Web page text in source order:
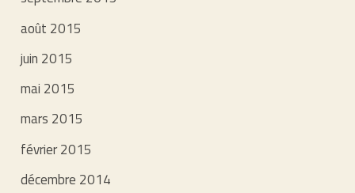
août 2015
juin 2015
mai 2015
mars 2015
février 2015
décembre 2014